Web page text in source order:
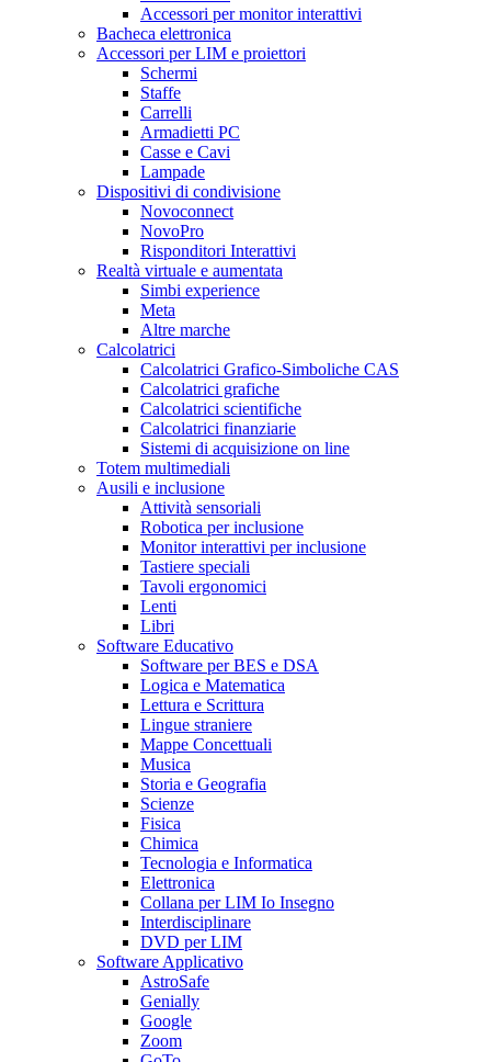
Accessori per monitor interattivi
Bacheca elettronica
Accessori per LIM e proiettori
Schermi
Staffe
Carrelli
Armadietti PC
Casse e Cavi
Lampade
Dispositivi di condivisione
Novoconnect
NovoPro
Risponditori Interattivi
Realtà virtuale e aumentata
Simbi experience
Meta
Altre marche
Calcolatrici
Calcolatrici Grafico-Simboliche CAS
Calcolatrici grafiche
Calcolatrici scientifiche
Calcolatrici finanziarie
Sistemi di acquisizione on line
Totem multimediali
Ausili e inclusione
Attività sensoriali
Robotica per inclusione
Monitor interattivi per inclusione
Tastiere speciali
Tavoli ergonomici
Lenti
Libri
Software Educativo
Software per BES e DSA
Logica e Matematica
Lettura e Scrittura
Lingue straniere
Mappe Concettuali
Musica
Storia e Geografia
Scienze
Fisica
Chimica
Tecnologia e Informatica
Elettronica
Collana per LIM Io Insegno
Interdisciplinare
DVD per LIM
Software Applicativo
AstroSafe
Genially
Google
Zoom